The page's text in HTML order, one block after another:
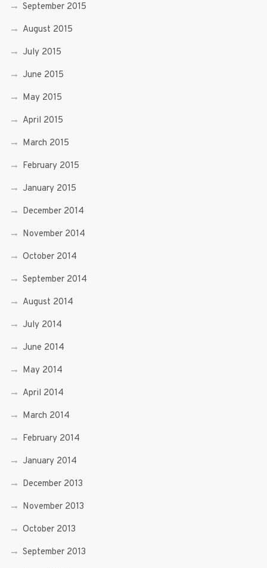
September 2015
August 2015
July 2015
June 2015
May 2015
April 2015
March 2015
February 2015
January 2015
December 2014
November 2014
October 2014
September 2014
August 2014
July 2014
June 2014
May 2014
April 2014
March 2014
February 2014
January 2014
December 2013
November 2013
October 2013
September 2013